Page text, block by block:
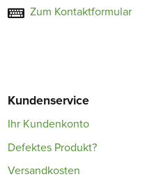
Zum Kontaktformular
Kundenservice
Ihr Kundenkonto
Defektes Produkt?
Versandkosten